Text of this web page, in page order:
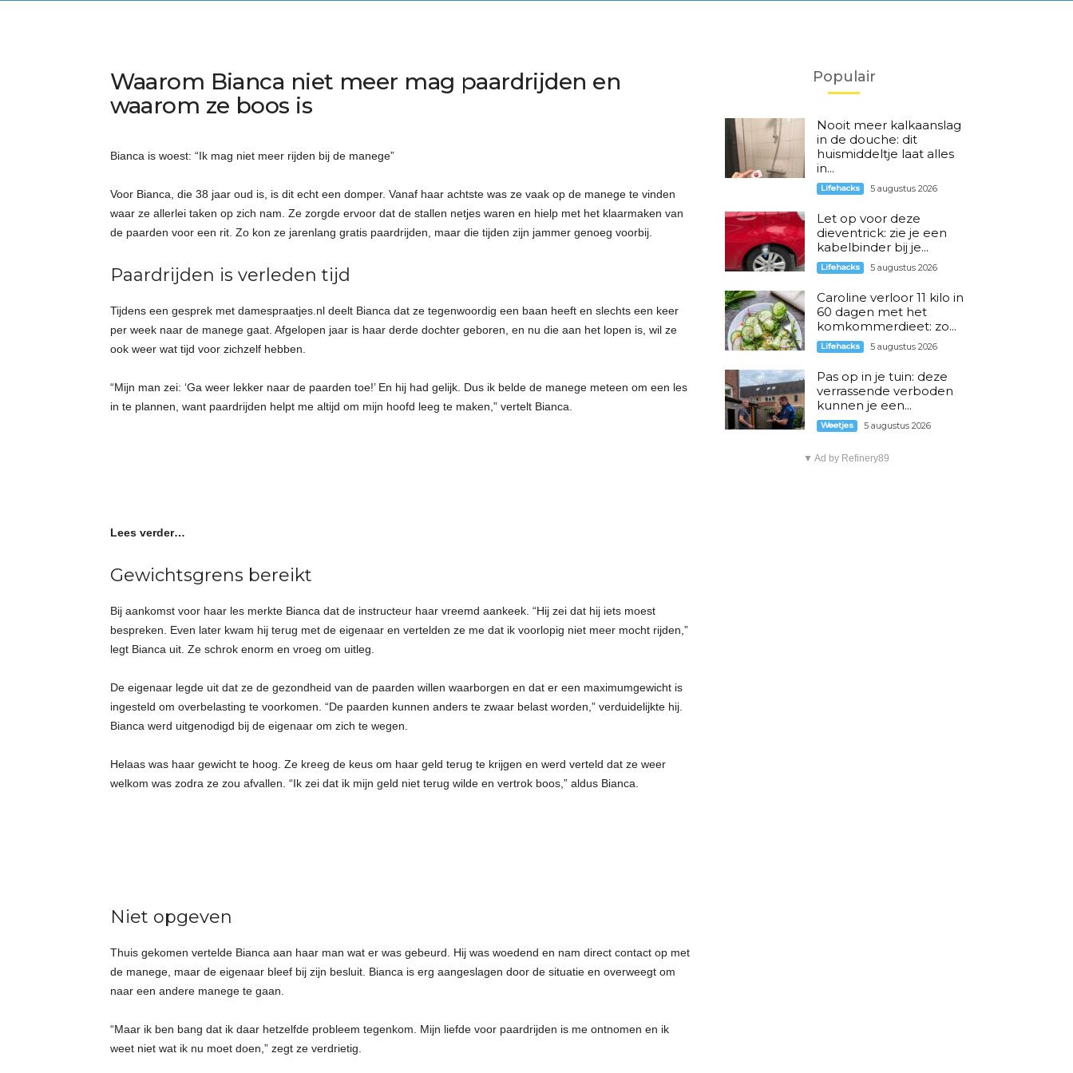
Waarom Bianca niet meer mag paardrijden en
waarom ze boos is
Bianca is woest: “Ik mag niet meer rijden bij de manege”
Voor Bianca, die 38 jaar oud is, is dit echt een domper. Vanaf haar achtste was ze vaak op de manege te vinden
waar ze allerlei taken op zich nam. Ze zorgde ervoor dat de stallen netjes waren en hielp met het klaarmaken van
de paarden voor een rit. Zo kon ze jarenlang gratis paardrijden, maar die tijden zijn jammer genoeg voorbij.
Paardrijden is verleden tijd
Tijdens een gesprek met damespraatjes.nl deelt Bianca dat ze tegenwoordig een baan heeft en slechts een keer
per week naar de manege gaat. Afgelopen jaar is haar derde dochter geboren, en nu die aan het lopen is, wil ze
ook weer wat tijd voor zichzelf hebben.
“Mijn man zei: ‘Ga weer lekker naar de paarden toe!’ En hij had gelijk. Dus ik belde de manege meteen om een les
in te plannen, want paardrijden helpt me altijd om mijn hoofd leeg te maken,” vertelt Bianca.
Lees verder…
Gewichtsgrens bereikt
Bij aankomst voor haar les merkte Bianca dat de instructeur haar vreemd aankeek. “Hij zei dat hij iets moest
bespreken. Even later kwam hij terug met de eigenaar en vertelden ze me dat ik voorlopig niet meer mocht rijden,”
legt Bianca uit. Ze schrok enorm en vroeg om uitleg.
De eigenaar legde uit dat ze de gezondheid van de paarden willen waarborgen en dat er een maximumgewicht is
ingesteld om overbelasting te voorkomen. “De paarden kunnen anders te zwaar belast worden,” verduidelijkte hij.
Bianca werd uitgenodigd bij de eigenaar om zich te wegen.
Helaas was haar gewicht te hoog. Ze kreeg de keus om haar geld terug te krijgen en werd verteld dat ze weer
welkom was zodra ze zou afvallen. “Ik zei dat ik mijn geld niet terug wilde en vertrok boos,” aldus Bianca.
Niet opgeven
Thuis gekomen vertelde Bianca aan haar man wat er was gebeurd. Hij was woedend en nam direct contact op met
de manege, maar de eigenaar bleef bij zijn besluit. Bianca is erg aangeslagen door de situatie en overweegt om
naar een andere manege te gaan.
“Maar ik ben bang dat ik daar hetzelfde probleem tegenkom. Mijn liefde voor paardrijden is me ontnomen en ik
weet niet wat ik nu moet doen,” zegt ze verdrietig.
Populair
Nooit meer kalkaanslag
in de douche: dit
huismiddeltje laat alles
in...
Lifehacks 5 augustus 2026
Let op voor deze
dieventrick: zie je een
kabelbinder bij je...
Lifehacks 5 augustus 2026
Caroline verloor 11 kilo in
60 dagen met het
komkommerdieet: zo...
Lifehacks 5 augustus 2026
Pas op in je tuin: deze
verrassende verboden
kunnen je een...
Weetjes 5 augustus 2026
▼ Ad by Refinery89